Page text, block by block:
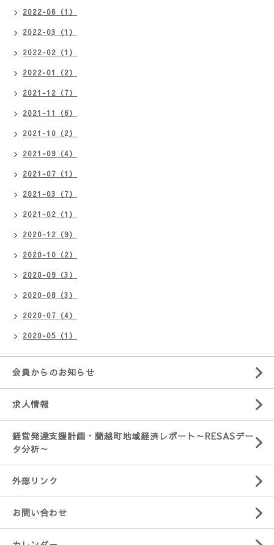
2022-06（1）
2022-03（1）
2022-02（1）
2022-01（2）
2021-12（7）
2021-11（6）
2021-10（2）
2021-09（4）
2021-07（1）
2021-03（7）
2021-02（1）
2020-12（9）
2020-10（2）
2020-09（3）
2020-08（3）
2020-07（4）
2020-05（1）
会員からのお知らせ
求人情報
経営発達支援計画・蘭越町地域経済レポート～RESASデー
タ分析～
外部リンク
お問い合わせ